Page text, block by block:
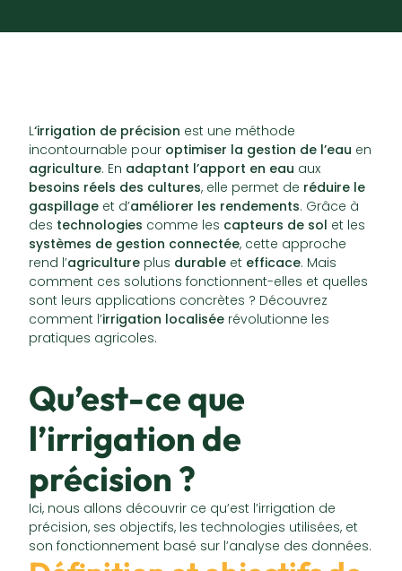
L‘irrigation de précision est une méthode
incontournable pour optimiser la gestion de l’eau en
agriculture. En adaptant l’apport en eau aux
besoins réels des cultures, elle permet de réduire le
gaspillage et d’améliorer les rendements. Grâce à
des technologies comme les capteurs de sol et les
systèmes de gestion connectée, cette approche
rend l’agriculture plus durable et efficace. Mais
comment ces solutions fonctionnent-elles et quelles
sont leurs applications concrètes ? Découvrez
comment l’irrigation localisée révolutionne les
pratiques agricoles.
Qu’est-ce que
l’irrigation de
précision ?
Ici, nous allons découvrir ce qu’est l’irrigation de
précision, ses objectifs, les technologies utilisées, et
son fonctionnement basé sur l’analyse des données.